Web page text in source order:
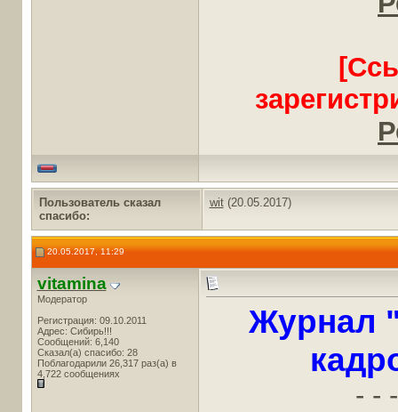
Пользователь сказал
cпасибо:
wit(20.05.2017)
20.05.2017, 11:29
vitamina
Модератор
Регистрация: 09.10.2011
Адрес: Сибирь!!!
Сообщений: 6,140
Сказал(а) спасибо: 28
Поблагодарили 26,317 раз(а) в
4,722 сообщениях
Журнал
- -